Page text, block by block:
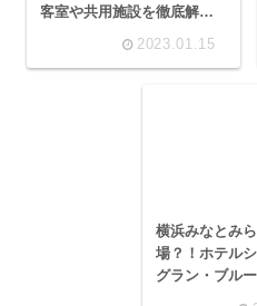
客室や共用施設を徹底解
説！みなとみらいを一望す
2023.01.15
横浜みなとみ
場？！ホテル
グラン・ブル